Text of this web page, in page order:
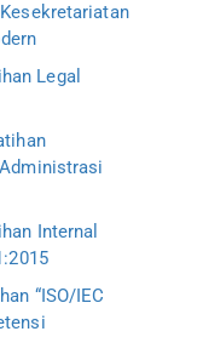
Legal
Internal
“ISO/IEC